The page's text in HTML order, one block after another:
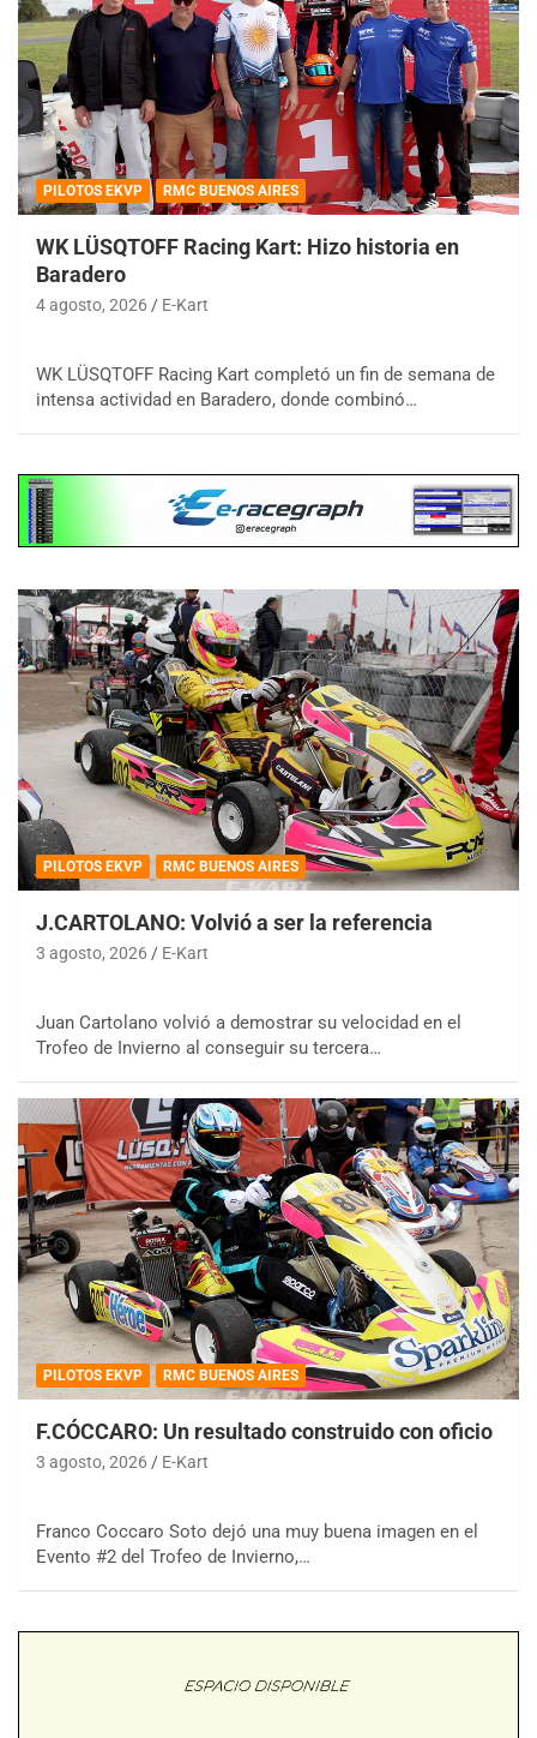
PILOTOS EKVP RMC BUENOS AIRES
WK LÜSQTOFF Racing Kart: Hizo historia en
Baradero
4 agosto, 2026 E-Kart
WK LÜSQTOFF Racing Kart completó un fin de semana de
intensa actividad en Baradero, donde combinó…
PILOTOS EKVP RMC BUENOS AIRES
J.CARTOLANO: Volvió a ser la referencia
3 agosto, 2026 E-Kart
Juan Cartolano volvió a demostrar su velocidad en el
Trofeo de Invierno al conseguir su tercera…
PILOTOS EKVP RMC BUENOS AIRES
F.CÓCCARO: Un resultado construido con oficio
3 agosto, 2026 E-Kart
Franco Coccaro Soto dejó una muy buena imagen en el
Evento #2 del Trofeo de Invierno,…